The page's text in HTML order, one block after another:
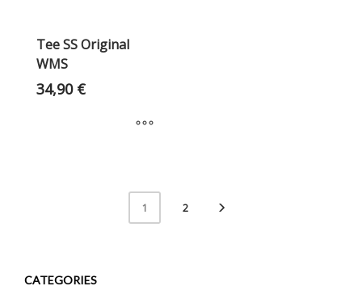
Tee SS Original
WMS
34,90 €
1 2
CATEGORIES